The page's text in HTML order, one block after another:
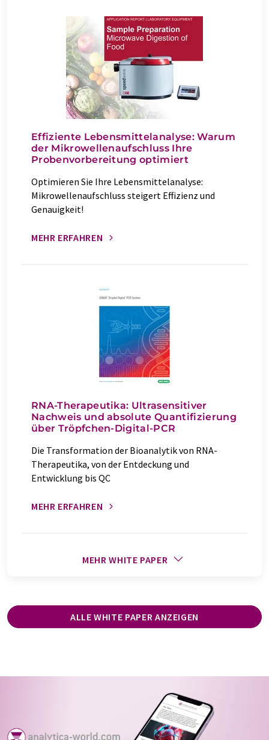
Effiziente Lebensmittelanalyse: Warum
der Mikrowellenaufschluss Ihre
Probenvorbereitung optimiert
Optimieren Sie Ihre Lebensmittelanalyse:
Mikrowellenaufschluss steigert Effizienz und
Genauigkeit!
MEHR ERFAHREN
RNA-Therapeutika: Ultrasensitiver
Nachweis und absolute Quantifizierung
über Tröpfchen-Digital-PCR
Die Transformation der Bioanalytik von RNA-
Therapeutika, von der Entdeckung und
Entwicklung bis QC
MEHR ERFAHREN
MEHR WHITE PAPER
ALLE WHITE PAPER ANZEIGEN